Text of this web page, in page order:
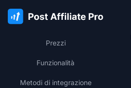
Prezzi
Funzionalità
Metodi di integrazione